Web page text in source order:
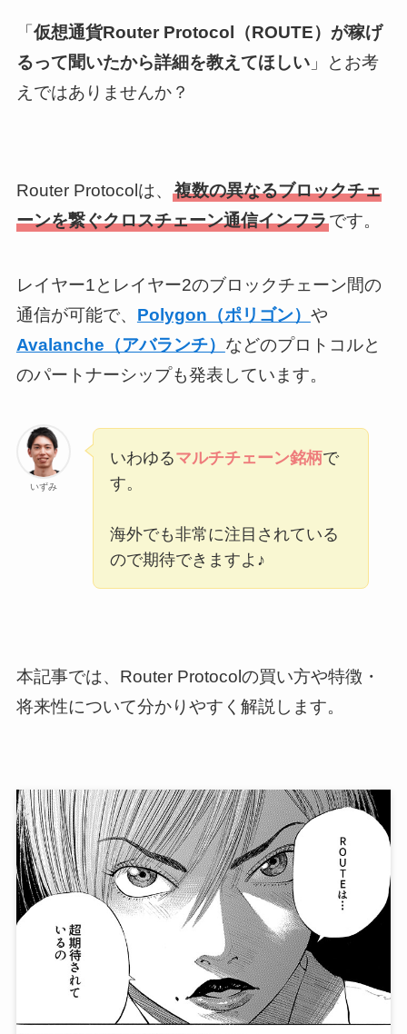
「 仮想通貨Router Protocol（ROUTE）が稼げ
るって聞いたから詳細を教えてほしい」とお考
えではありませんか？
Router Protocolは、 複数の異なるブロックチェ
ーンを繋ぐクロスチェーン通信インフラです。
レイヤー1とレイヤー2のブロックチェーン間の
通信が可能で、 Polygon（ポリゴン） や
Avalanche（アバランチ） などのプロトコルと
のパートナーシップも発表しています。
いずみ
いわゆるマルチチェーン銘柄で
す。
海外でも非常に注目されている
ので期待できますよ♪
本記事では、Router Protocolの買い方や特徴・
将来性について分かりやすく解説します。